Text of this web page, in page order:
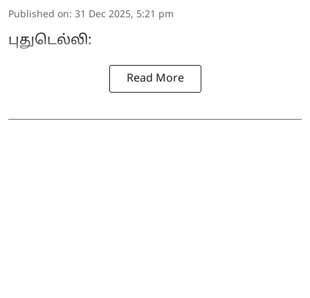
Published on: 31 Dec 2025, 5:21 pm
புதுடெல்லி:
Read More